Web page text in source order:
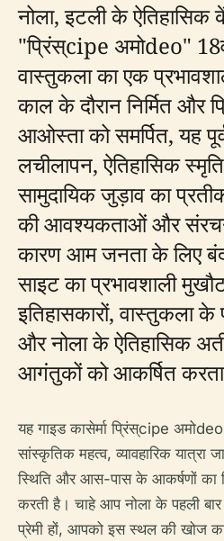
नोला, इटली के ऐतिहासिक
"प्रिंस्cipe अमोdeo"
वास्तुकला का एक
काल के दौरान निर्मित
आओस्ता को समर्पित, यह
लचीलापन, ऐतिहासिक
सामुदायिक जुड़ाव का
की आवश्यकताओं और
कारण आम जनता के लिए
साइट का प्रभावशाली
इतिहासकारों, वास्तुकला के
और नोला के ऐतिहासिक
आगंतुकों को आकर्षित करता
यह गाइड कासेर्मा प्रिंस्cipe
सांस्कृतिक महत्व, व्यावहारिक यात्रा
स्थिति और आस-पास के आकर्षणों का
करती है। चाहे आप नोला के पहली
प्रेमी हों, आपको इस स्थल की खोज